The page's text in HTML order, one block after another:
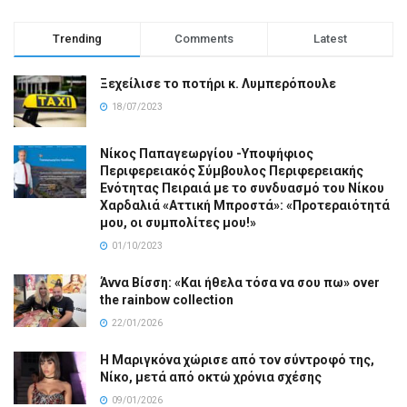
Trending Comments Latest
Ξεχείλισε το ποτήρι κ. Λυμπερόπουλε
18/07/2023
Νίκος Παπαγεωργίου -Υποψήφιος
Περιφερειακός Σύμβουλος Περιφερειακής
Ενότητας Πειραιά με το συνδυασμό του Νίκου
Χαρδαλιά «Αττική Μπροστά»: «Προτεραιότητά
μου, οι συμπολίτες μου!»
01/10/2023
Άννα Βίσση: «Και ήθελα τόσα να σου πω» over
the rainbow collection
22/01/2026
Η Μαριγκόνα χώρισε από τον σύντροφό της,
Νίκο, μετά από οκτώ χρόνια σχέσης
09/01/2026